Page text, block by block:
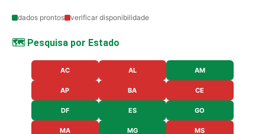
dados prontos verificar disponibilidade
🗺️ Pesquisa por Estado
AC AL AM
AP BA CE
DF ES GO
MA MG MS